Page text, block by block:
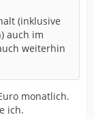
(inklusive
auch im
weiterhin
monatlich.
ich.